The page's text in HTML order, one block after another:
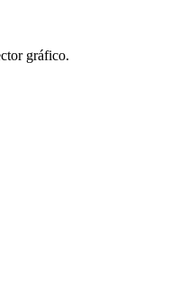
gráfico.